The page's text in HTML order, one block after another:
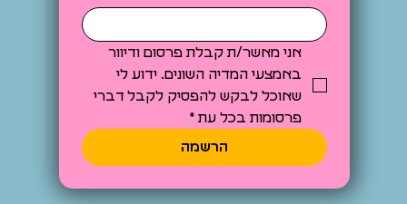
אני מאשר/ת קבלת פרסום ודיוור
באמצעי המדיה השונים. ידוע לי
שאוכל לבקש להפסיק לקבל דברי
פרסומות בכל עת *
הרשמה